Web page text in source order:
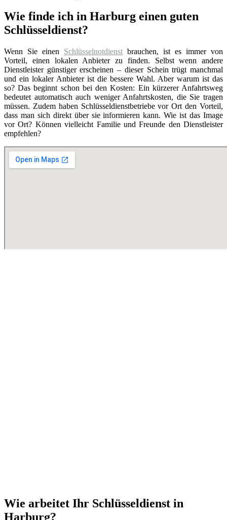
Wie finde ich in Harburg einen guten
Schlüsseldienst?
Wenn Sie einen Schlüsselnotdienst brauchen, ist es immer von
Vorteil, einen lokalen Anbieter zu finden. Selbst wenn andere
Dienstleister günstiger erscheinen – dieser Schein trügt manchmal
und ein lokaler Anbieter ist die bessere Wahl. Aber warum ist das
so? Das beginnt schon bei den Kosten: Ein kürzerer Anfahrtsweg
bedeutet automatisch auch weniger Anfahrtskosten, die Sie tragen
müssen. Zudem haben Schlüsseldienstbetriebe vor Ort den Vorteil,
dass man sich direkt über sie informieren kann. Wie ist das Image
vor Ort? Können vielleicht Familie und Freunde den Dienstleister
empfehlen?
Wie arbeitet Ihr Schlüsseldienst in
Harburg?